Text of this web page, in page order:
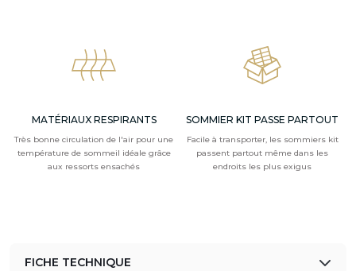
MATÉRIAUX RESPIRANTS
Très bonne circulation de l'air pour une
température de sommeil idéale grâce
aux ressorts ensachés
SOMMIER KIT PASSE PARTOUT
Facile à transporter, les sommiers kit
passent partout même dans les
endroits les plus exigus
FICHE TECHNIQUE